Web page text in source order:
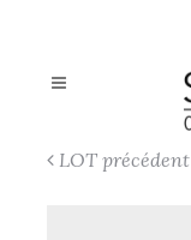
LOT précédent